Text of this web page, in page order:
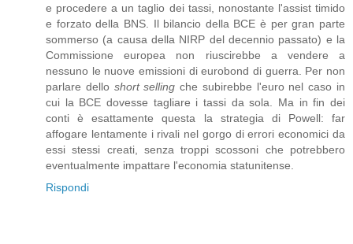
e procedere a un taglio dei tassi, nonostante l'assist timido
e forzato della BNS. Il bilancio della BCE è per gran parte
sommerso (a causa della NIRP del decennio passato) e la
Commissione europea non riuscirebbe a vendere a
nessuno le nuove emissioni di eurobond di guerra. Per non
parlare dello short selling che subirebbe l'euro nel caso in
cui la BCE dovesse tagliare i tassi da sola. Ma in fin dei
conti è esattamente questa la strategia di Powell: far
affogare lentamente i rivali nel gorgo di errori economici da
essi stessi creati, senza troppi scossoni che potrebbero
eventualmente impattare l'economia statunitense.
Rispondi